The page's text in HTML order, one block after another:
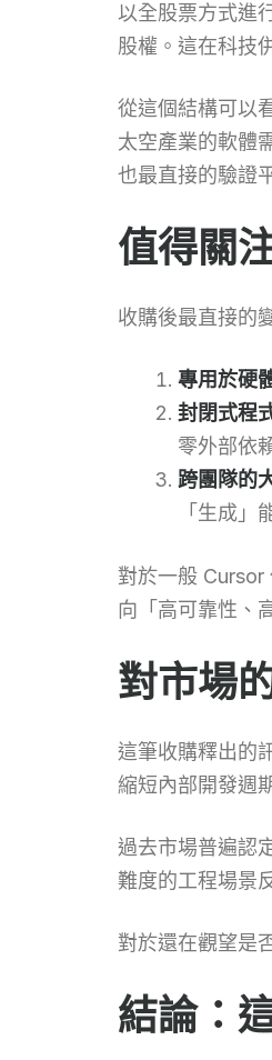
以全股票方式進
股權。這在科技
從這個結構可以
太空產業的軟體
也最直接的驗證
值得關
收購後最直接的
專用於硬
封閉式程
零外部依
跨團隊的
「生成」
對於一般 Cursor
向「高可靠性、
對市場
這筆收購釋出的
縮短內部開發週
過去市場普遍認
難度的工程場景
對於還在觀望是
結論：